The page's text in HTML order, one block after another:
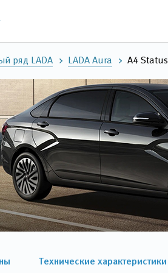
ряд LADA LADA Aura A4 Status
Технические характеристики